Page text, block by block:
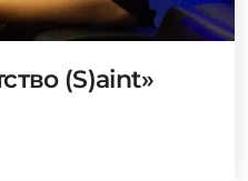
(S)aint»